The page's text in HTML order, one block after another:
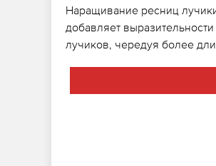
Наращивание ресниц
добавляет
лучиков, чередуя более